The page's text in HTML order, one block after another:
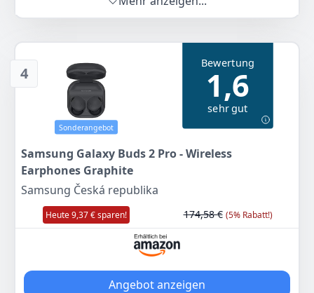
Hersteller
silber Samsung 168 g
UVP:
Wenn Sie Qualität zum besten Preis wollen, dann
Silber 140 g
4
Sonderangebot
Bewertung
1,6
sehr gut
Samsung Galaxy Buds 2 Pro - Wireless
Earphones Graphite
Samsung Česká republika
Heute 9,37 € sparen! 174,58 € (5% Rabatt!)
Angebot anzeigen